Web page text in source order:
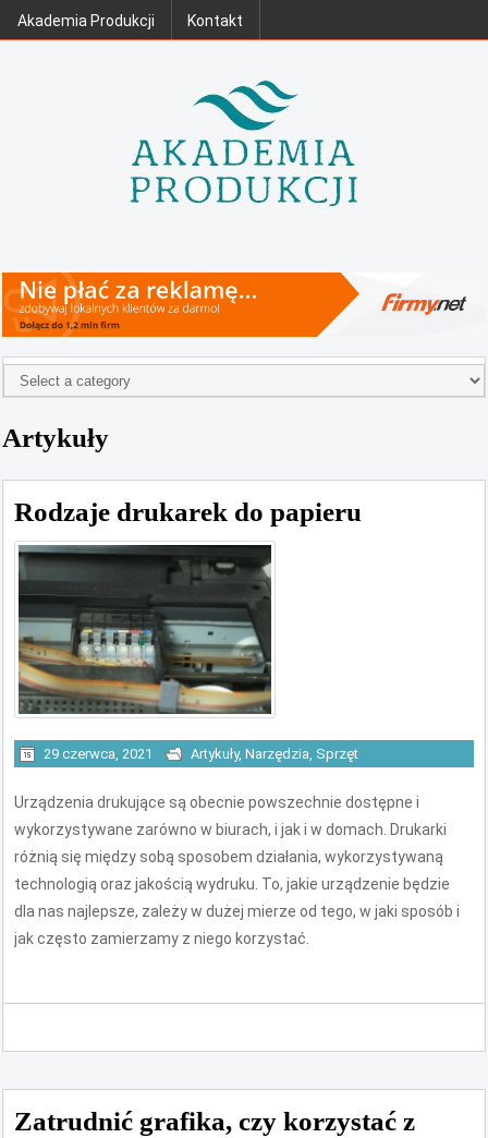
Akademia Produkcji Kontakt
Artykuły
Rodzaje drukarek do papieru
29 czerwca, 2021 Artykuły,Narzędzia, Sprzęt
Urządzenia drukujące są obecnie powszechnie dostępne i
wykorzystywane zarówno w biurach, i jak i w domach. Drukarki
różnią się między sobą sposobem działania, wykorzystywaną
technologią oraz jakością wydruku. To, jakie urządzenie będzie
dla nas najlepsze, zależy w dużej mierze od tego, w jaki sposób i
jak często zamierzamy z niego korzystać.
Zatrudnić grafika, czy korzystać z